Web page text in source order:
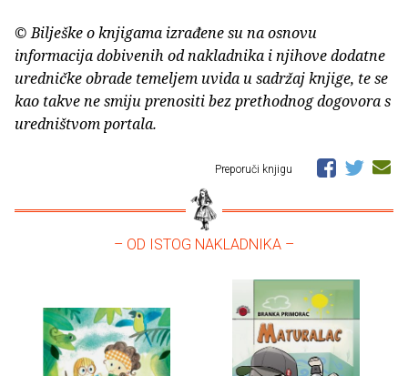
© Bilješke o knjigama izrađene su na osnovu
informacija dobivenih od nakladnika i njihove dodatne
uredničke obrade temeljem uvida u sadržaj knjige, te se
kao takve ne smiju prenositi bez prethodnog dogovora s
uredništvom portala.
Preporuči knjigu
– OD ISTOG NAKLADNIKA –